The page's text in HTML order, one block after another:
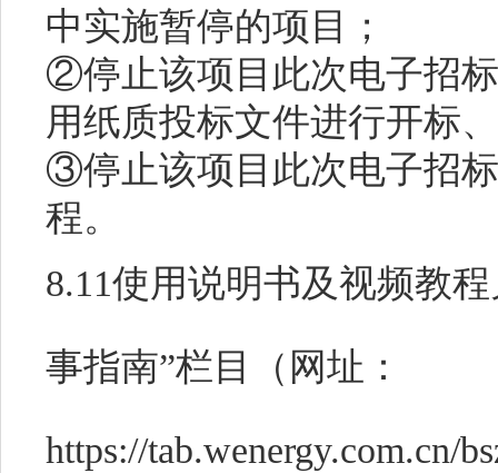
中实施暂停的项目；
②停止该项目此次电子招
用纸质投标文件进行开标
③停止该项目此次电子招
程。
8.11使用说明书及视频教
事指南”栏目（网址：
https://tab.wenergy.com.cn/